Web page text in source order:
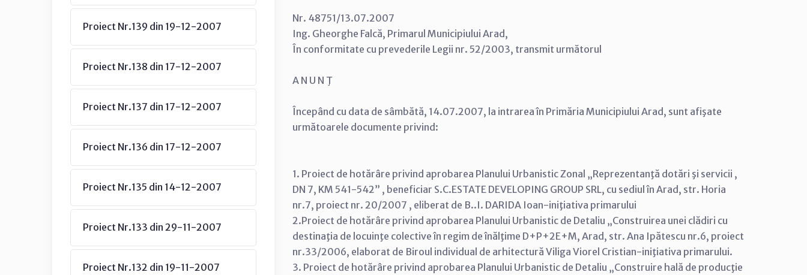
Proiect Nr.139 din 19-12-2007
Proiect Nr.138 din 17-12-2007
Proiect Nr.137 din 17-12-2007
Proiect Nr.136 din 17-12-2007
Proiect Nr.135 din 14-12-2007
Proiect Nr.133 din 29-11-2007
Proiect Nr.132 din 19-11-2007
Nr. 48751/13.07.2007
Ing. Gheorghe Falcă, Primarul Municipiului Arad,
În conformitate cu prevederile Legii nr. 52/2003, transmit următorul
A N U N Ţ
Începând cu data de sâmbătă, 14.07.2007, la intrarea în Primăria Municipiului Arad, sunt afişate
următoarele documente privind:
1. Proiect de hotărâre privind aprobarea Planului Urbanistic Zonal „Reprezentanţă dotări şi servicii ,
DN 7, KM 541-542” , beneficiar S.C.ESTATE DEVELOPING GROUP SRL, cu sediul în Arad, str. Horia
nr.7, proiect nr. 20/2007 , eliberat de B..I. DARIDA Ioan-iniţiativa primarului
2.Proiect de hotărâre privind aprobarea Planului Urbanistic de Detaliu „Construirea unei clădiri cu
destinaţia de locuinţe colective în regim de înălţime D+P+2E+M, Arad, str. Ana Ipătescu nr.6, proiect
nr.33/2006, elaborat de Biroul individual de arhitectură Viliga Viorel Cristian-iniţiativa primarului.
3. Proiect de hotărâre privind aprobarea Planului Urbanistic de Detaliu „Construire hală de producţie